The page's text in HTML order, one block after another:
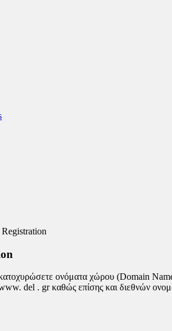
ονόματα χώρου (Domain
del . gr καθώς επίσης και διεθνών